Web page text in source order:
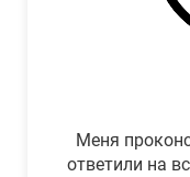
Меня
ответили на